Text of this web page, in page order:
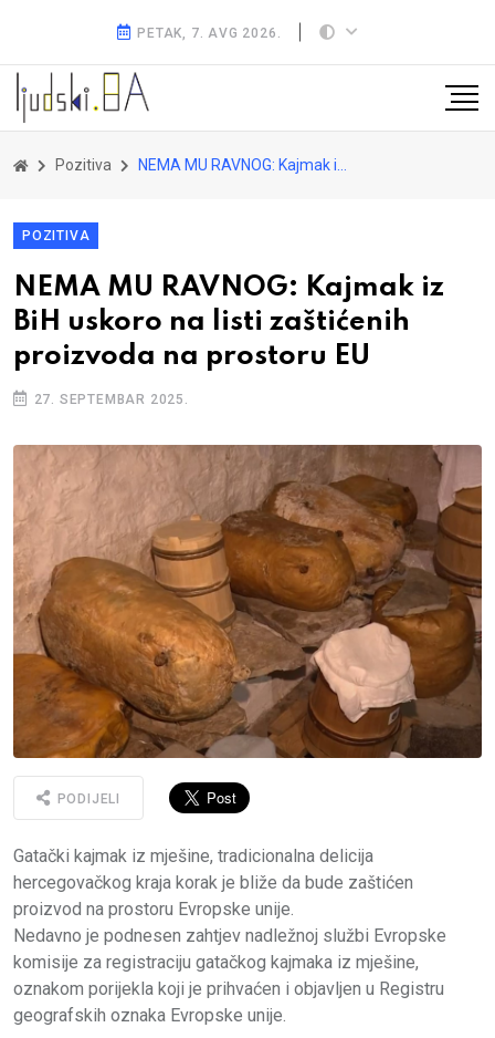
PETAK, 7. AVG 2026.
Pozitiva NEMA MU RAVNOG: Kajmak iz BiH uskoro na listi zaštićenih proizvoda na prostoru EU
POZITIVA
NEMA MU RAVNOG: Kajmak iz
BiH uskoro na listi zaštićenih
proizvoda na prostoru EU
27. SEPTEMBAR 2025.
PODIJELI
Gatački kajmak iz mješine, tradicionalna delicija
hercegovačkog kraja korak je bliže da bude zaštićen
proizvod na prostoru Evropske unije.
Nedavno je podnesen zahtjev nadležnoj službi Evropske
komisije za registraciju gatačkog kajmaka iz mješine,
oznakom porijekla koji je prihvaćen i objavljen u Registru
geografskih oznaka Evropske unije.